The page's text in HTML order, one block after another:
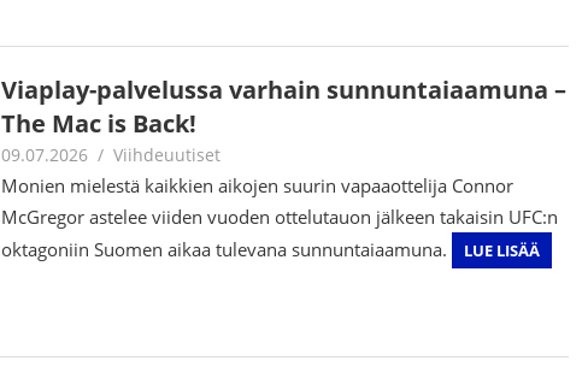
Viaplay-palvelussa varhain sunnuntaiaamuna –
The Mac is Back!
09.07.2026 Juha Kaunisto
Viihdeuutiset
Monien mielestä kaikkien aikojen suurin vapaaottelija Connor
McGregor astelee viiden vuoden ottelutauon jälkeen takaisin UFC:n
oktagoniin Suomen aikaa tulevana sunnuntaiaamuna.
LUE LISÄÄ